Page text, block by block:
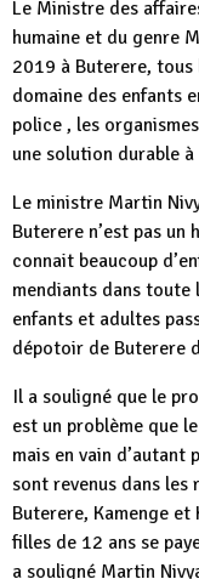
Le Ministre des
humaine et du genre
2019 à Buterere,
domaine des enfants
police , les
une solution durable
Le ministre Martin
Buterere n’est pas un
connait beaucoup
mendiants dans toute
enfants et adultes
dépotoir de Buterere
Il a souligné que le
est un problème que
mais en vain
sont revenus dans
Buterere, Kamenge et
filles de 12 ans se
a souligné Martin